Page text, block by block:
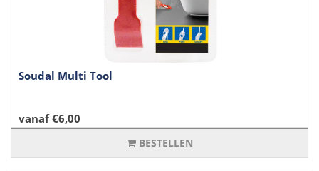
Soudal Multi Tool
vanaf €6,00
BESTELLEN